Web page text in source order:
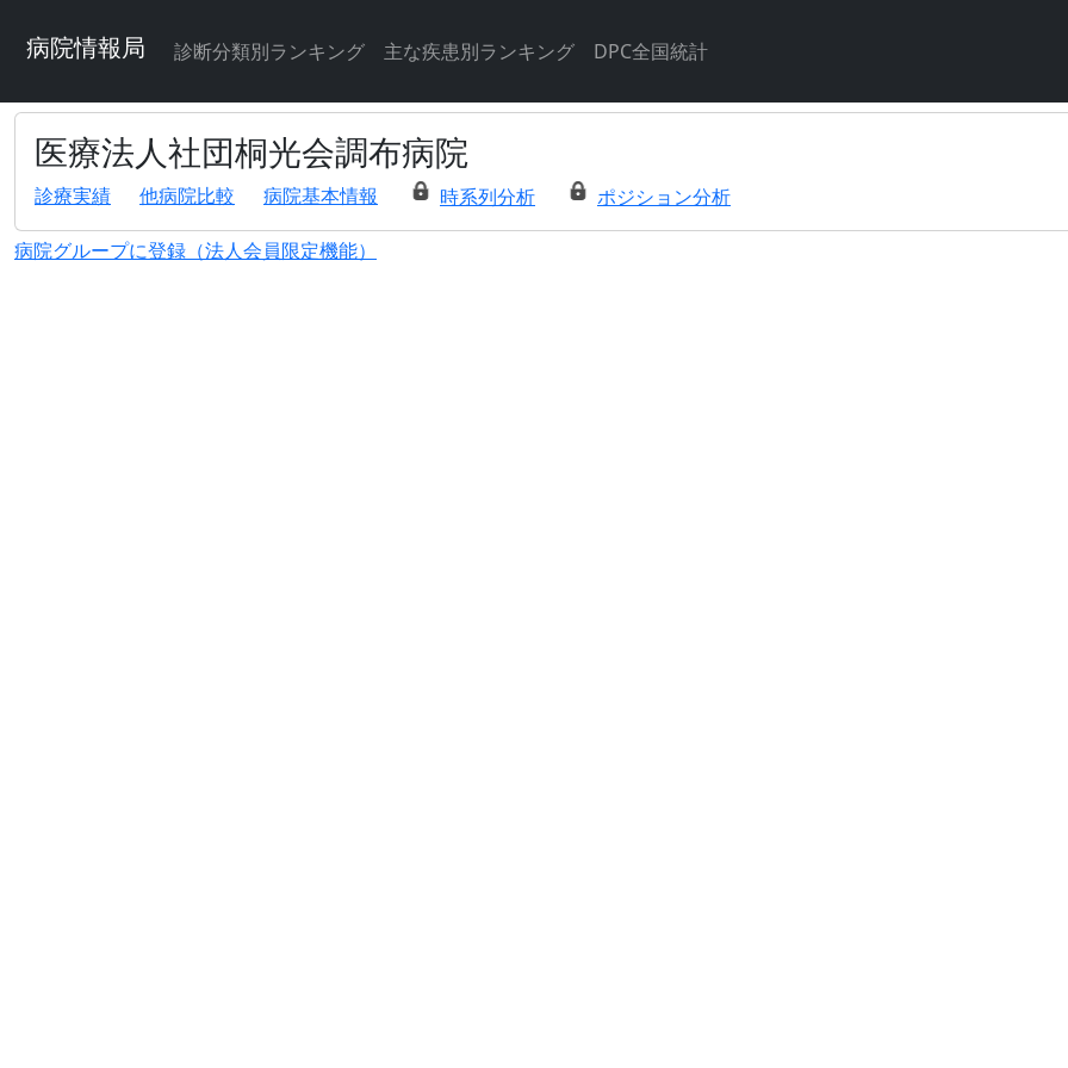
病院情報局 診断分類別ランキング 主な疾患別ランキング DPC全国統計
医療法人社団桐光会調布病院
診療実績 他病院比較 病院基本情報 時系列分析 ポジション分析
病院グループに登録（法人会員限定機能）